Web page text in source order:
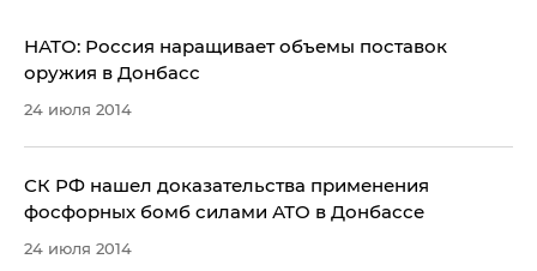
​НАТО: Россия наращивает объемы поставок
оружия в Донбасс
24 июля 2014
​СК РФ нашел доказательства применения
фосфорных бомб силами АТО в Донбассе
24 июля 2014